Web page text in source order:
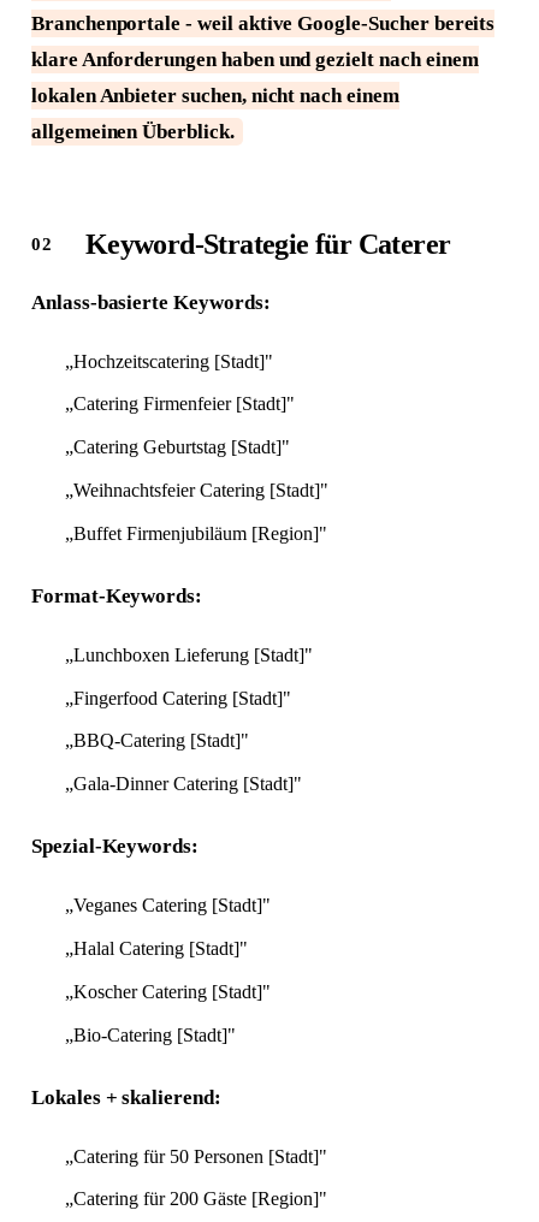
Branchenportale - weil aktive Google-Sucher bereits
klare Anforderungen haben und gezielt nach einem
lokalen Anbieter suchen, nicht nach einem
allgemeinen Überblick.
Keyword-Strategie für Caterer
Anlass-basierte Keywords:
„Hochzeitscatering [Stadt]"
„Catering Firmenfeier [Stadt]"
„Catering Geburtstag [Stadt]"
„Weihnachtsfeier Catering [Stadt]"
„Buffet Firmenjubiläum [Region]"
Format-Keywords:
„Lunchboxen Lieferung [Stadt]"
„Fingerfood Catering [Stadt]"
„BBQ-Catering [Stadt]"
„Gala-Dinner Catering [Stadt]"
Spezial-Keywords:
„Veganes Catering [Stadt]"
„Halal Catering [Stadt]"
„Koscher Catering [Stadt]"
„Bio-Catering [Stadt]"
Lokales + skalierend:
„Catering für 50 Personen [Stadt]"
„Catering für 200 Gäste [Region]"